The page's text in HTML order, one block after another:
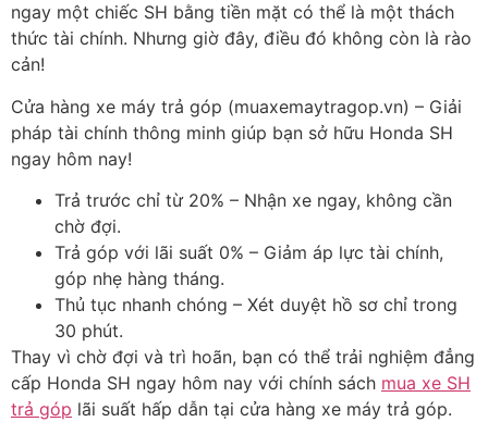
ngay một chiếc SH bằng tiền mặt có thể là một thách
thức tài chính. Nhưng giờ đây, điều đó không còn là rào
cản!
Cửa hàng xe máy trả góp (muaxemaytragop.vn) – Giải
pháp tài chính thông minh giúp bạn sở hữu Honda SH
ngay hôm nay!
Trả trước chỉ từ 20% – Nhận xe ngay, không cần
chờ đợi.
Trả góp với lãi suất 0% – Giảm áp lực tài chính,
góp nhẹ hàng tháng.
Thủ tục nhanh chóng – Xét duyệt hồ sơ chỉ trong
30 phút.
Thay vì chờ đợi và trì hoãn, bạn có thể trải nghiệm đẳng
cấp Honda SH ngay hôm nay với chính sách mua xe SH
trả góp lãi suất hấp dẫn tại cửa hàng xe máy trả góp.